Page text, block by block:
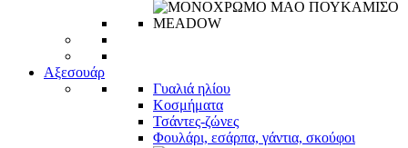
Αξεσουάρ
Γυαλιά ηλίου
Κοσμήματα
Τσάντες-ζώνες
Φουλάρι, εσάρπα, γάντια, σκούφοι